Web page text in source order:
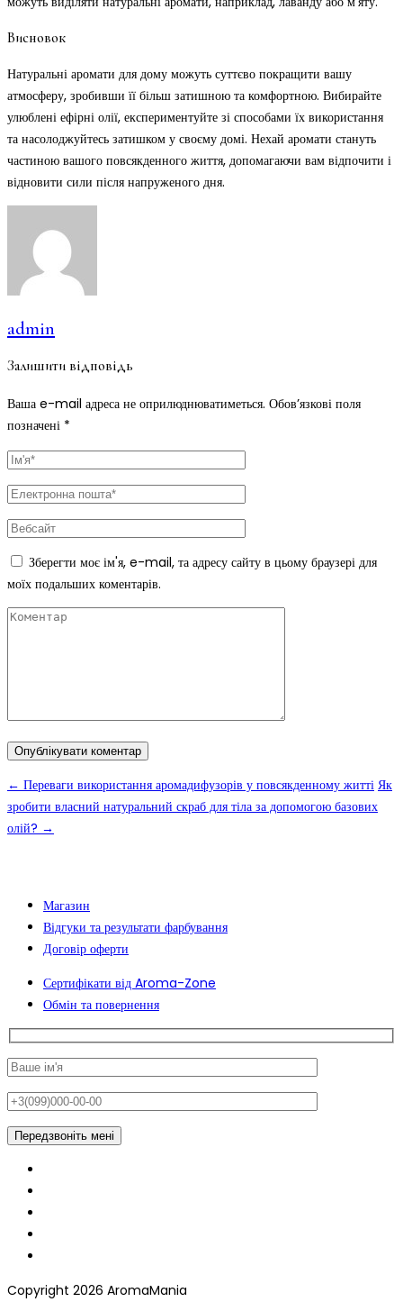
Висновок
Натуральні аромати для дому можуть суттєво покращити вашу
атмосферу, зробивши її більш затишною та комфортною. Вибирайте
улюблені ефірні олії, експериментуйте зі способами їх використання
та насолоджуйтесь затишком у своєму домі. Нехай аромати стануть
частиною вашого повсякденного життя, допомагаючи вам відпочити і
відновити сили після напруженого дня.
admin
Залишити відповідь
Ваша e-mail адреса не оприлюднюватиметься. Обов’язкові поля
позначені *
Зберегти моє ім'я, e-mail, та адресу сайту в цьому браузері для
моїх подальших коментарів.
← Переваги використання аромадифузорів у повсякденному житті Як
зробити власний натуральний скраб для тіла за допомогою базових
олій? →
Магазин
Відгуки та результати фарбування
Договір оферти
Сертифікати від Aroma-Zone
Обмін та повернення
Copyright 2026 AromaMania